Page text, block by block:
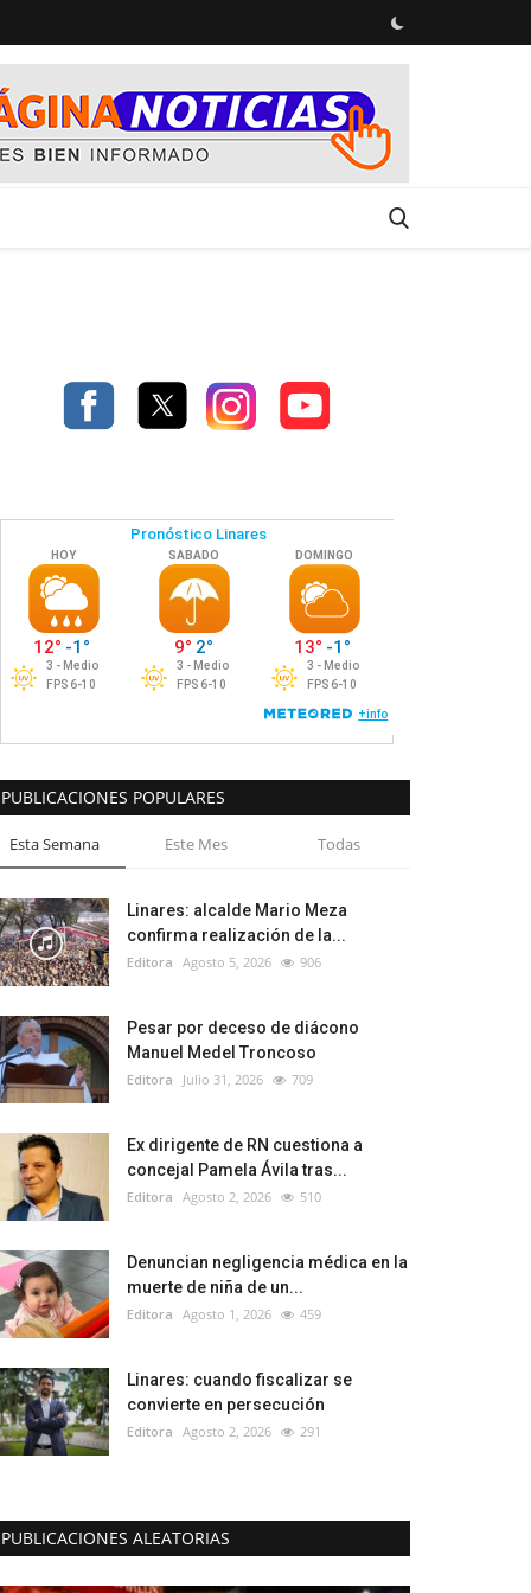
PUBLICACIONES POPULARES
Esta Semana Este Mes Todas
Linares: alcalde Mario Meza
confirma realización de la...
Editora Agosto 5, 2026 906
Pesar por deceso de diácono
Manuel Medel Troncoso
Editora Julio 31, 2026 709
Ex dirigente de RN cuestiona a
concejal Pamela Ávila tras...
Editora Agosto 2, 2026 510
Denuncian negligencia médica en la
muerte de niña de un...
Editora Agosto 1, 2026 459
Linares: cuando fiscalizar se
convierte en persecución
Editora Agosto 2, 2026 291
PUBLICACIONES ALEATORIAS